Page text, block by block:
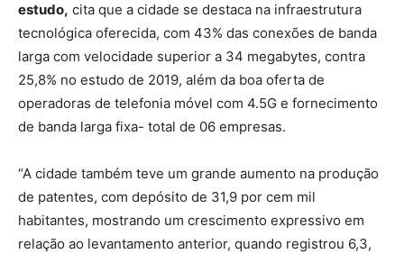
estudo, cita que a cidade se destaca na infraestrutura
tecnológica oferecida, com 43% das conexões de banda
larga com velocidade superior a 34 megabytes, contra
25,8% no estudo de 2019, além da boa oferta de
operadoras de telefonia móvel com 4.5G e fornecimento
de banda larga fixa- total de 06 empresas.
“A cidade também teve um grande aumento na produção
de patentes, com depósito de 31,9 por cem mil
habitantes, mostrando um crescimento expressivo em
relação ao levantamento anterior, quando registrou 6,3,